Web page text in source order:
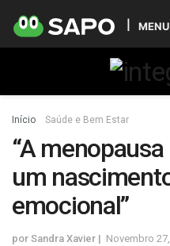
MENU
Início Saúde e Bem Estar
“A
um
emocional”
por Sandra Xavier Novembro